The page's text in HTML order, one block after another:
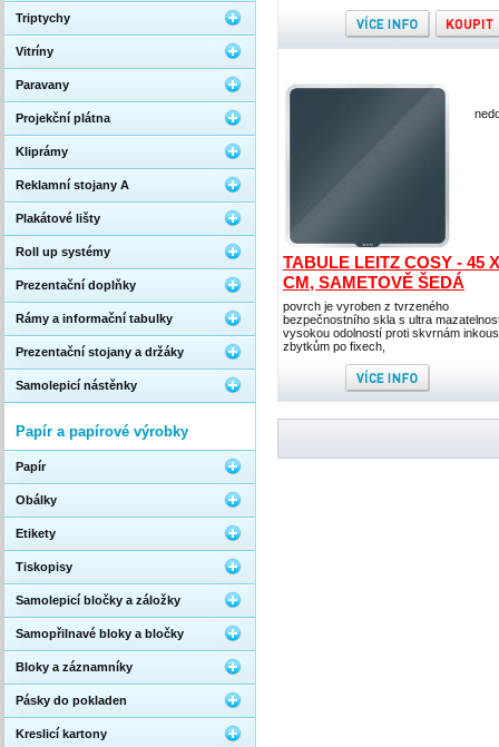
TABULE LEITZ COSY - 45
CM, SAMETOVĚ ŠEDÁ
povrch je vyroben z tvrzeného
bezpečnostního skla s ultra
vysokou odolností proti skvrnám
zbytkům po fixech,
Triptychy
Vitríny
Paravany
Projekční plátna
Kliprámy
Reklamní stojany A
Plakátové lišty
Roll up systémy
Prezentační doplňky
Rámy a informační tabulky
Prezentační stojany a držáky
Samolepicí nástěnky
Papír a papírové výrobky
Papír
Obálky
Etikety
Tiskopisy
Samolepicí bločky a záložky
Samopřilnavé bloky a bločky
Bloky a záznamníky
Pásky do pokladen
Kreslicí kartony